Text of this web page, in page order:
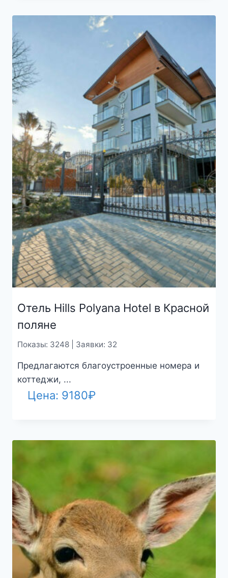
Отель Hills Polyana Hotel в Красной
поляне
Показы: 3248 | Заявки: 32
Предлагаются благоустроенные номера и
коттеджи, ...
Цена: 9180₽